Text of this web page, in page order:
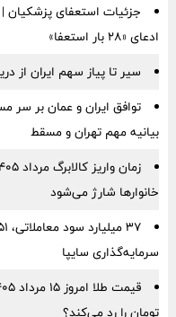
جزئیات استعفای
ادعای «۲۸ بار استعفا»
سیر تا پیاز سهم ایران از
توافق ایران و عمان بر سر
بیانیه مهم تهران و مسقط
خانوارها شارژ می‌شود
سرمایه‌گذاری سایپا
تومان را رد می‌کند؟